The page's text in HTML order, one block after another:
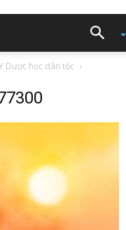
Dược học dân tộc